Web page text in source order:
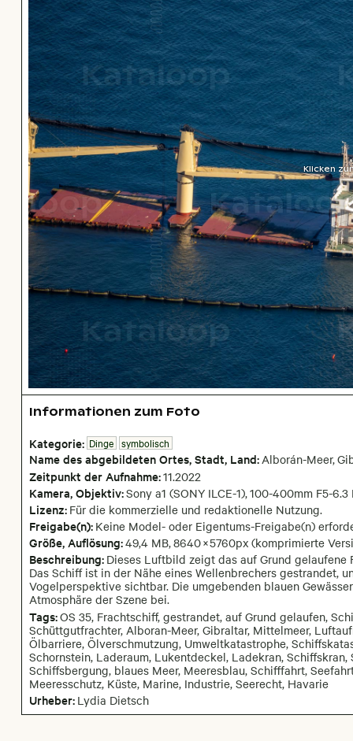
Klicken
Informationen zum Foto
Kategorie: Dinge symbolisch
Name des abgebildeten Ortes,Stadt, Land:Alborán-Meer,
Zeitpunkt der Aufnahme:11.2022
Kamera, Objektiv:Sony a1 (SONY ILCE-1),100-400mm F5-6.3
Lizenz: Für die kommerzielle und redaktionelle Nutzung.
Freigabe(n): Keine Model- oder Eigentums-Freigabe(n)
Größe, Auflösung:49,4 MB,8640×5760px (komprimierte
Beschreibung: Dieses Luftbild zeigt das auf Grund gelaufene
Das Schiff ist in der Nähe eines Wellenbrechers gestrandet,
Vogelperspektive sichtbar. Die umgebenden blauen
Atmosphäre der Szene bei.
Tags:OS 35, Frachtschiff, gestrandet, auf Grund gelaufen,
Schüttgutfrachter, Alboran-Meer, Gibraltar, Mittelmeer,
Ölbarriere, Ölverschmutzung, Umweltkatastrophe,
Schornstein, Laderaum, Lukentdeckel, Ladekran,
Schiffsbergung, blaues Meer, Meeresblau, Schifffahrt,
Meeresschutz, Küste, Marine, Industrie, Seerecht, Havarie
Urheber: Lydia Dietsch